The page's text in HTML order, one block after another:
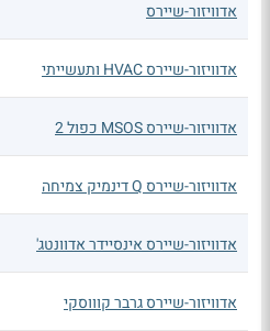
אדוויזור-שיירס
אדוויזור-שיירס HVAC ותעשייתי
אדוויזור-שיירס MSOS כפול 2
אדוויזור-שיירס Q דינמיק צמיחה
אדוויזור-שיירס אינסיידר אדוונטג'
אדוויזור-שיירס גרבר קוווסקי